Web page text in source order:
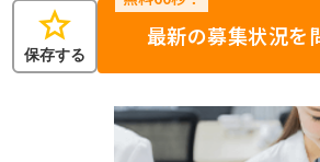
star
保存する
最新の募集状況を